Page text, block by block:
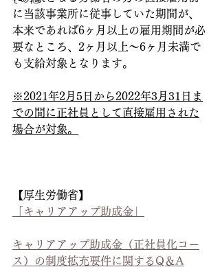
に当該事業所に従事していた期間が、
本来であれば6ヶ月以上の雇用期間が必
要なところ、2ヶ月以上～6ヶ月未満で
も支給対象となります。
※2021年2月5日から2022年3月31日ま
での間に正社員として直接雇用された
場合が対象。
【厚生労働省】
「キャリアアップ助成金」
キャリアアップ助成金（正社員化コー
ス）の制度拡充要件に関するQ＆A